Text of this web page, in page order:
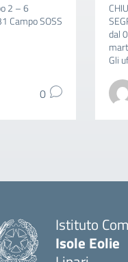
2 – 6
Campo SOSS
0
dal
Gli
Istituto
Isole Eolie